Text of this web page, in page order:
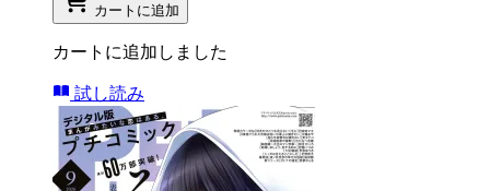
カートに追加
カートに追加しました
試し読み